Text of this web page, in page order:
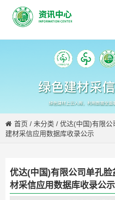
首页 /未分类 /优达(中国)有限公
建材采信应用数据库收录公示
优达(中国)有限公司单孔
材采信应用数据库收录公示